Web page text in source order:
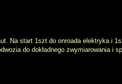
Na start 1szt do onroada elektryka i
do dokładnego zwymiarowania i